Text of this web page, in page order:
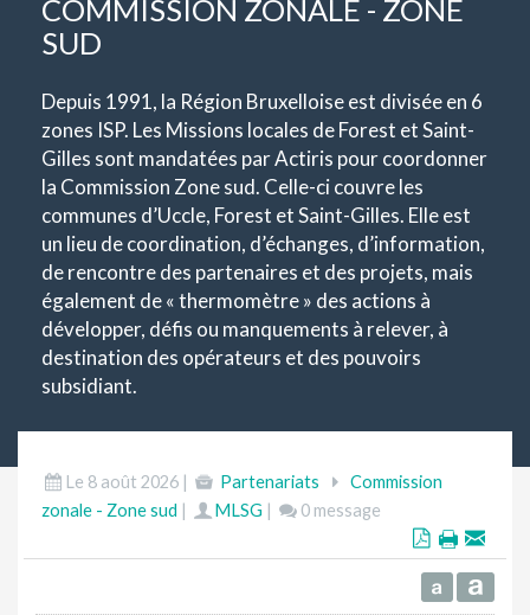
COMMISSION ZONALE - ZONE
SUD
Depuis 1991, la Région Bruxelloise est divisée en 6
zones ISP. Les Missions locales de Forest et Saint-
Gilles sont mandatées par Actiris pour coordonner
la Commission Zone sud. Celle-ci couvre les
communes d’Uccle, Forest et Saint-Gilles. Elle est
un lieu de coordination, d’échanges, d’information,
de rencontre des partenaires et des projets, mais
également de « thermomètre » des actions à
développer, défis ou manquements à relever, à
destination des opérateurs et des pouvoirs
subsidiant.
Le 8 août 2026 | Partenariats
Commission
zonale - Zone sud | MLSG | 0 message